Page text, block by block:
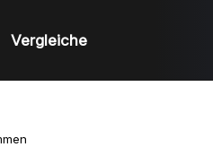
Vergleiche